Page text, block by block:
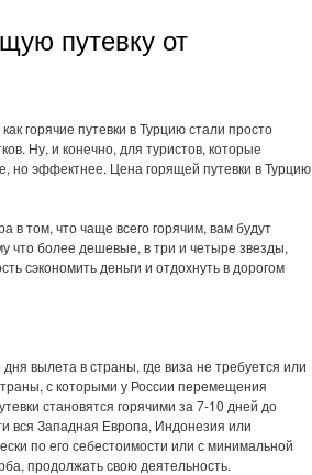
путевку от
горячие путевки в Турцию стали просто
Ну, и конечно, для туристов, которые
но эффектнее. Цена горящей путевки в Турцию
в том, что чаще всего горячим, вам будут
что более дешевые, в три и четыре звезды,
сэкономить деньги и отдохнуть в дорогом
вылета в страны, где виза не требуется или
с которыми у России перемещения
становятся горячими за 7-10 дней до
вся Западная Европа, Индонезия или
по его себестоимости или с минимальной
продолжать свою деятельность.